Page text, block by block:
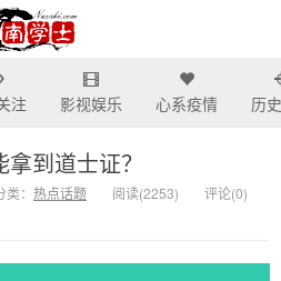
关注的话题热
注 影视娱乐 心系疫情 历
到道士证？
类： 热点话题 阅读(2253) 评论(0)